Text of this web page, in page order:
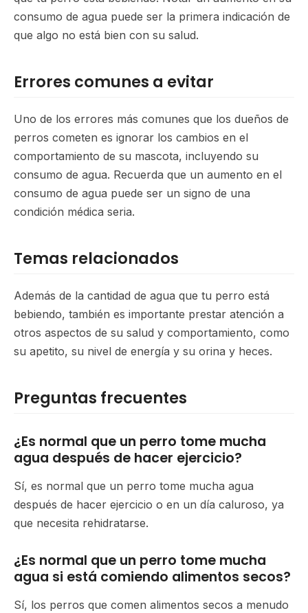
consumo de agua puede ser la primera indicación de
que algo no está bien con su salud.
Errores comunes a evitar
Uno de los errores más comunes que los dueños de
perros cometen es ignorar los cambios en el
comportamiento de su mascota, incluyendo su
consumo de agua. Recuerda que un aumento en el
consumo de agua puede ser un signo de una
condición médica seria.
Temas relacionados
Además de la cantidad de agua que tu perro está
bebiendo, también es importante prestar atención a
otros aspectos de su salud y comportamiento, como
su apetito, su nivel de energía y su orina y heces.
Preguntas frecuentes
¿Es normal que un perro tome mucha
agua después de hacer ejercicio?
Sí, es normal que un perro tome mucha agua
después de hacer ejercicio o en un día caluroso, ya
que necesita rehidratarse.
¿Es normal que un perro tome mucha
agua si está comiendo alimentos secos?
Sí, los perros que comen alimentos secos a menudo